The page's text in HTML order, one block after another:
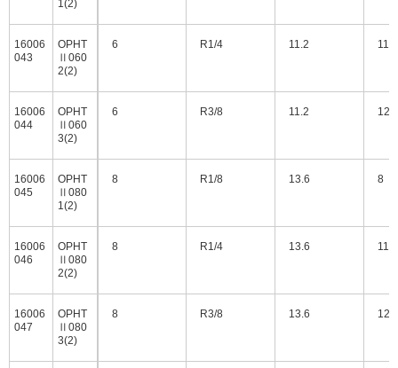
1(2)
16006
043
OPHT
Ⅱ060
2(2)
16006
044
OPHT
Ⅱ060
3(2)
16006
045
OPHT
Ⅱ080
1(2)
16006
046
OPHT
Ⅱ080
2(2)
16006
047
OPHT
Ⅱ080
3(2)
6 R1/4 11.2 11
6 R3/8 11.2 12
8 R1/8 13.6 8
8 R1/4 13.6 11
8 R3/8 13.6 12